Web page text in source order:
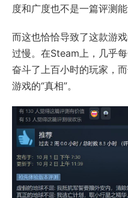
度和广度也不是一篇评测能
而这也恰恰导致了这款游
过慢。在Steam上，几乎
奋斗了上百小时的玩家，
游戏的“真相”。